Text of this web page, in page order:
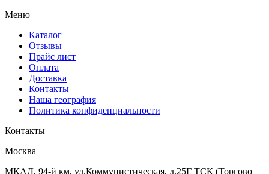
Меню
Каталог
Отзывы
Прайс лист
Оплата
Доставка
Контакты
Наша география
Политика конфиденциальности
Контакты
Москва
МКАД, 94-й км, ул.Коммунистическая, д.25Г ТСК (Торгово